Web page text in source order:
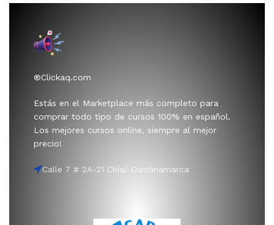
®Clickaq.com
Estás en el Marketplace más completo para
comprar todo tipo de cursos 100% en español.
Los mejores cursos online, siempre al mejor
precio!
Calle 7 # 2A-21 Chía/ Cundinamarca